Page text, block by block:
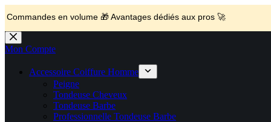
en volume 🎁 Avantages dédiés aux pros 🚀
🚚 Livraison Gratuite en Europe Expédition en 48h 📦 Pensé
🔥 Déjà adopté par les pros 👉 Passez en Espace Pro B2B 📦
Passer
au
Mon Compte
Accessoire Coiffure Homme
Peigne
Tondeuse Cheveux
Tondeuse Barbe
Professionnelle Tondeuse Barbe